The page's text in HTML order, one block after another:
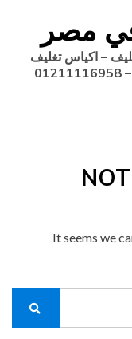
مصر
– اكياس تغليف
It seems we